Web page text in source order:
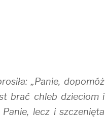
„Panie, dopomóż
brać chleb dzieciom i
lecz i szczenięta